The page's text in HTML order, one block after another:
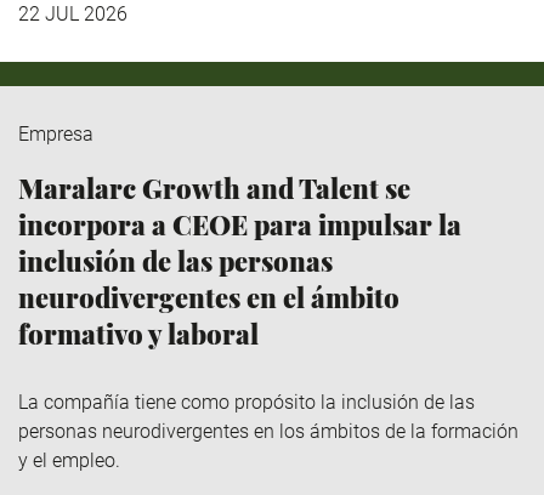
22 JUL 2026
Empresa
Maralarc Growth and Talent se
incorpora a CEOE para impulsar la
inclusión de las personas
neurodivergentes en el ámbito
formativo y laboral
La compañía tiene como propósito la inclusión de las
personas neurodivergentes en los ámbitos de la formación
y el empleo.